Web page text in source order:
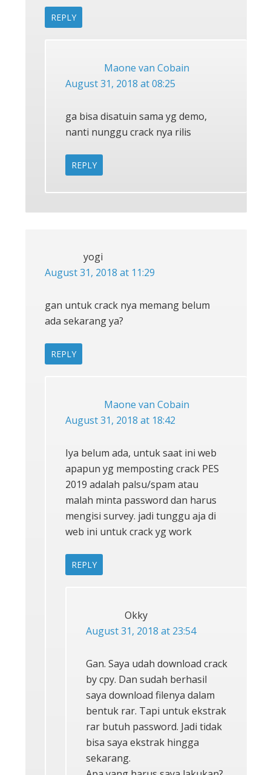
REPLY
Maone van Cobain
August 31, 2018 at 08:25
ga bisa disatuin sama yg demo,
nanti nunggu crack nya rilis
REPLY
yogi
August 31, 2018 at 11:29
gan untuk crack nya memang belum
ada sekarang ya?
REPLY
Maone van Cobain
August 31, 2018 at 18:42
Iya belum ada, untuk saat ini web
apapun yg memposting crack PES
2019 adalah palsu/spam atau
malah minta password dan harus
mengisi survey. jadi tunggu aja di
web ini untuk crack yg work
REPLY
Okky
August 31, 2018 at 23:54
Gan. Saya udah download crack
by cpy. Dan sudah berhasil
saya download filenya dalam
bentuk rar. Tapi untuk ekstrak
rar butuh password. Jadi tidak
bisa saya ekstrak hingga
sekarang.